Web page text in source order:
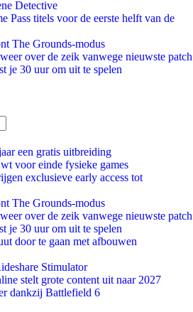
Detective
Pass titels voor de eerste helft van de
The Grounds-modus
over de zeik vanwege nieuwste patch
je 30 uur om uit te spelen
een gratis uitbreiding
voor einde fysieke games
exclusieve early access tot
The Grounds-modus
over de zeik vanwege nieuwste patch
je 30 uur om uit te spelen
door te gaan met afbouwen
Stimulator
stelt grote content uit naar 2027
dankzij Battlefield 6